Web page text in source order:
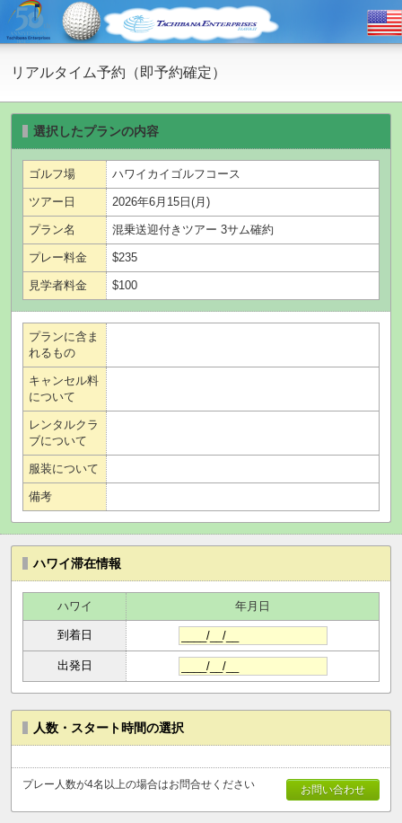
リアルタイム予約（即予約確定）
選択したプランの内容
ゴルフ場 ハワイカイゴルフコース
ツアー日 2026年6月15日(月)
プラン名 混乗送迎付きツアー 3サム確約
プレー料金 $235
見学者料金 $100
プランに含ま
れるもの
キャンセル料
について
レンタルクラ
ブについて
服装について
備考
ハワイ滞在情報
ハワイ 年月日
到着日
出発日
人数・スタート時間の選択
お問い合わせ
プレー人数が4名以上の場合はお問合せください